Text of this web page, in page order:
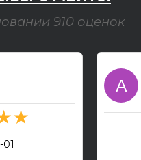
910 оценок